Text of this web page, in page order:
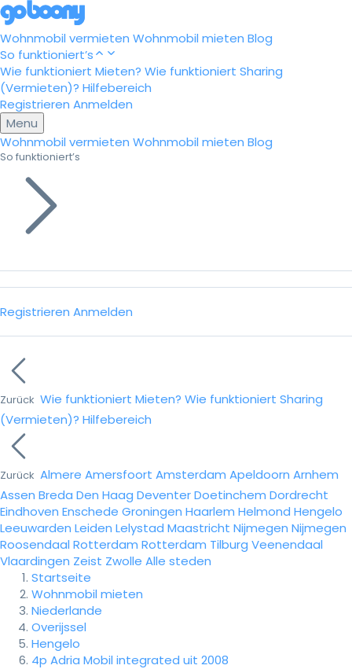
Wohnmobil vermieten Wohnmobil mieten Blog
So funktioniert’s
Wie funktioniert Mieten? Wie funktioniert Sharing
(Vermieten)? Hilfebereich
Registrieren Anmelden
Menu
Wohnmobil vermieten Wohnmobil mieten Blog
So funktioniert’s
Registrieren Anmelden
Zurück Wie funktioniert Mieten? Wie funktioniert Sharing
(Vermieten)? Hilfebereich
Zurück Almere Amersfoort Amsterdam Apeldoorn Arnhem
Assen Breda Den Haag DeventerDoetinchem Dordrecht
Eindhoven Enschede Groningen Haarlem Helmond Hengelo
Leeuwarden Leiden Lelystad Maastricht Nijmegen Nijmegen
Roosendaal Rotterdam Rotterdam Tilburg Veenendaal
Vlaardingen Zeist Zwolle Alle steden
Startseite
Wohnmobil mieten
Niederlande
Overijssel
Hengelo
4p Adria Mobil integrated uit 2008